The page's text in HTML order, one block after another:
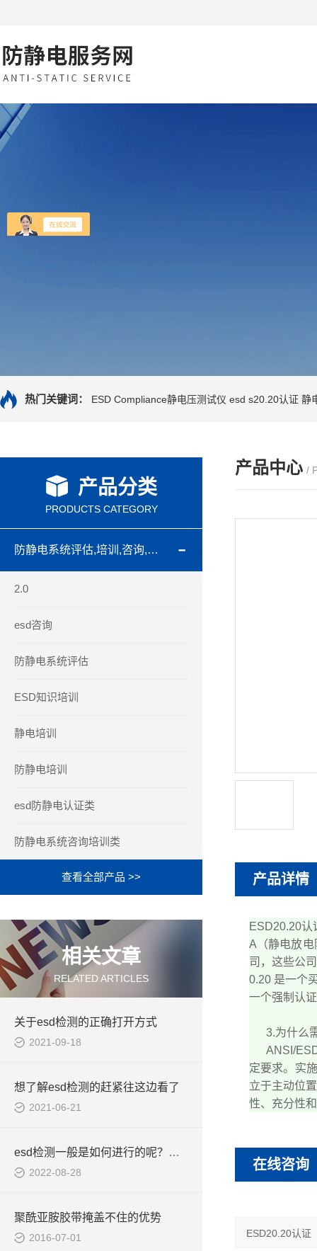
热门关键词： ESD Compliance静电压测试仪 esd s20.20认证 静
产品分类
PRODUCTS CATEGORY
防静电系统评估,培训,咨询,认证
2.0
esd咨询
防静电系统评估
ESD知识培训
静电培训
防静电培训
esd防静电认证类
防静电系统咨询培训类
查看全部产品 >>
相关文章
RELATED ARTICLES
关于esd检测的正确打开方式
2021-09-18
想了解esd检测的赶紧往这边看了
2021-06-21
esd检测一般是如何进行的呢？一起来看看
2022-08-28
聚酰亚胺胶带掩盖不住的优势
2016-07-01
产品中心 /
产品详情
ESD20.20
A（静电放
司，这些公
0.20 是一个
一个强制认
3.为什么需
ANSI/
定要求。实
立于主动位
性、充分性
在线咨询